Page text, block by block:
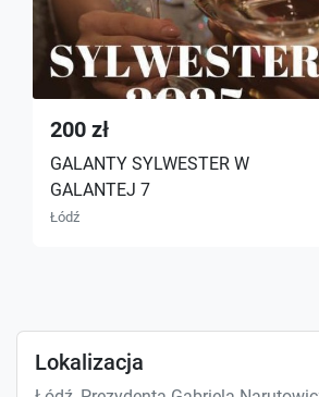
200 zł
GALANTY SYLWESTER W
GALANTEJ 7
Łódź
Lokalizacja